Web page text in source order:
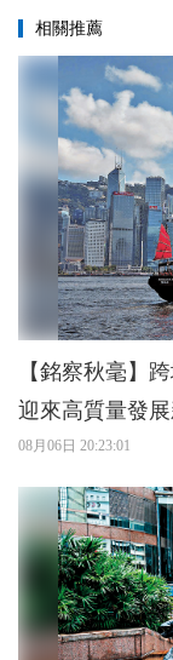
相關推薦
【銘察秋毫】
迎來高質量發
08月06日 20:23:01